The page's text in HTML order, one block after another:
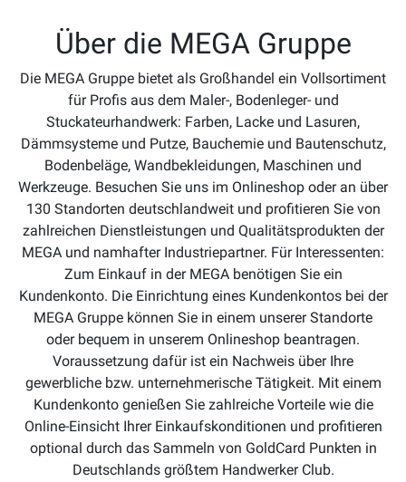
Über die MEGA Gruppe
Die MEGA Gruppe bietet als Großhandel ein Vollsortiment
für Profis aus dem Maler-, Bodenleger- und
Stuckateurhandwerk: Farben, Lacke und Lasuren,
Dämmsysteme und Putze, Bauchemie und Bautenschutz,
Bodenbeläge, Wandbekleidungen, Maschinen und
Werkzeuge. Besuchen Sie uns im Onlineshop oder an über
130 Standorten deutschlandweit und profitieren Sie von
zahlreichen Dienstleistungen und Qualitätsprodukten der
MEGA und namhafter Industriepartner. Für Interessenten:
Zum Einkauf in der MEGA benötigen Sie ein
Kundenkonto. Die Einrichtung eines Kundenkontos bei der
MEGA Gruppe können Sie in einem unserer Standorte
oder bequem in unserem Onlineshop beantragen.
Voraussetzung dafür ist ein Nachweis über Ihre
gewerbliche bzw. unternehmerische Tätigkeit. Mit einem
Kundenkonto genießen Sie zahlreiche Vorteile wie die
Online-Einsicht Ihrer Einkaufskonditionen und profitieren
optional durch das Sammeln von GoldCard Punkten in
Deutschlands größtem Handwerker Club.